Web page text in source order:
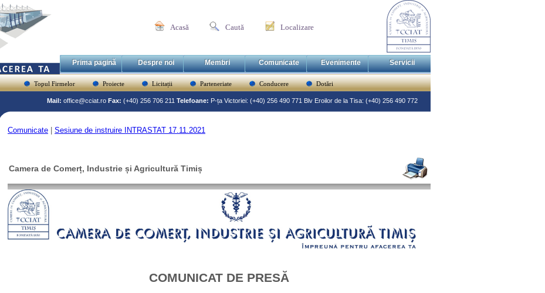
Acasă Caută Localizare
Prima pagină Despre noi Membri Comunicate Evenimente Servicii
Topul Firmelor Proiecte Licitații Parteneriate Conducere Dotări
Mail: office@cciat.ro Fax: (+40) 256 706 211 Telefoane: P-ța Victoriei: (+40) 256 490 771 Blv Eroilor de la Tisa: (+40) 256 490 772
Comunicate Sesiune de instruire INTRASTAT 17.11.2021
Camera de Comerț, Industrie și Agricultură Timiș
COMUNICAT DE PRESĂ